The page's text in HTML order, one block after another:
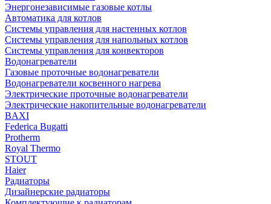
Энергонезависимые газовые котлы
Автоматика для котлов
Системы управления для настенных котлов
Системы управления для напольных котлов
Системы управления для конвекторов
Водонагреватели
Газовые проточные водонагреватели
Водонагреватели косвенного нагрева
Электрические проточные водонагреватели
Электрические накопительные водонагреватели
BAXI
Federica Bugatti
Protherm
Royal Thermo
STOUT
Haier
Радиаторы
Дизайнерские радиаторы